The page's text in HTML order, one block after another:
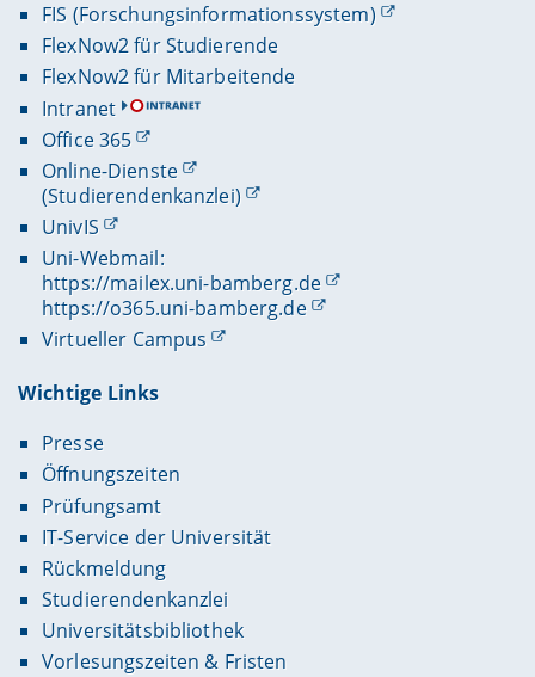
FIS (Forschungsinformationssystem)
FlexNow2 für Studierende
FlexNow2 für Mitarbeitende
Intranet
Office 365
Online-Dienste
(Studierendenkanzlei)
UnivIS
Uni-Webmail:
https://mailex.uni-bamberg.de
https://o365.uni-bamberg.de
Virtueller Campus
Wichtige Links
Presse
Öffnungszeiten
Prüfungsamt
IT-Service der Universität
Rückmeldung
Studierendenkanzlei
Universitätsbibliothek
Vorlesungszeiten & Fristen